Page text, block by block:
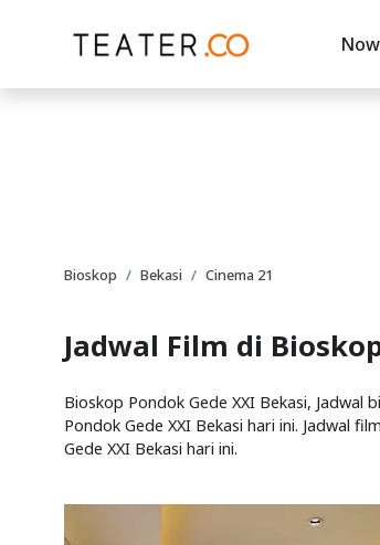
Bioskop Bekasi Cinema 21
Jadwal Film di
Bioskop Pondok Gede XXI Bekasi, Jadwal
Pondok Gede XXI Bekasi hari ini. Jadwal
Gede XXI Bekasi hari ini.